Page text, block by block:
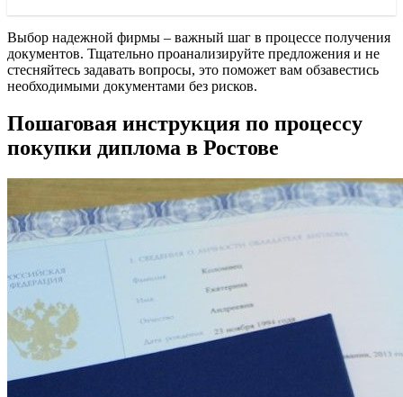
Выбор надежной фирмы – важный шаг в процессе получения
документов. Тщательно проанализируйте предложения и не
стесняйтесь задавать вопросы, это поможет вам обзавестись
необходимыми документами без рисков.
Пошаговая инструкция по процессу
покупки диплома в Ростове